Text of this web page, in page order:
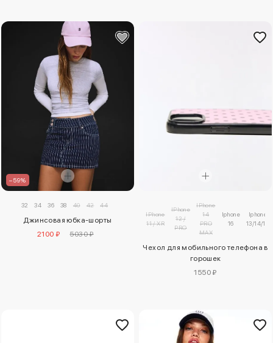
–59%
32 34 36 38 40 42 44
Джинсовая юбка-шорты
2100 ₽
5030 ₽
IPhone
11 / XR
IPhone
12 /
PRO
IPhone
14
PRO
MAX
Iphone
16
Iphone
13/14/15
Чехол для мобильного телефона в
горошек
1550 ₽